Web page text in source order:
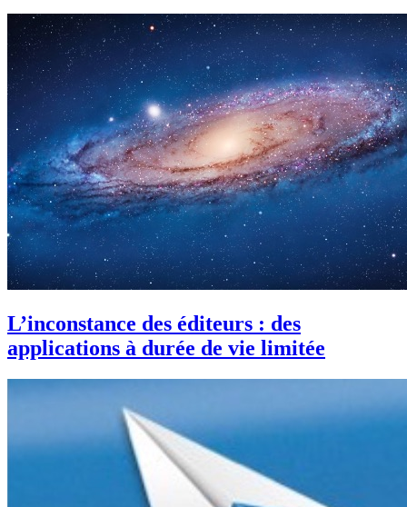
L’inconstance des éditeurs : des
applications à durée de vie limitée